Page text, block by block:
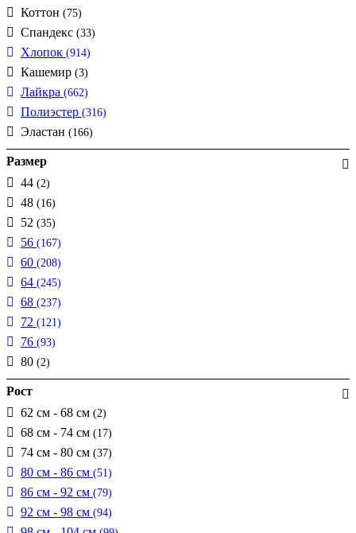
Коттон (75)
Спандекс (33)
Хлопок (914)
Кашемир (3)
Лайкра (662)
Полиэстер (316)
Эластан (166)
Размер
44 (2)
48 (16)
52 (35)
56 (167)
60 (208)
64 (245)
68 (237)
72 (121)
76 (93)
80 (2)
Рост
62 см - 68 см (2)
68 см - 74 см (17)
74 см - 80 см (37)
80 см - 86 см (51)
86 см - 92 см (79)
92 см - 98 см (94)